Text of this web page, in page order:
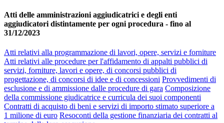
Atti delle amministrazioni aggiudicatrici e degli enti
aggiudicatori distintamente per ogni procedura - fino al
31/12/2023
Atti relativi alla programmazione di lavori, opere, servizi e forniture
Atti relativi alle procedure per l'affidamento di appalti pubblici di
servizi, forniture, lavori e opere, di concorsi pubblici di
progettazione, di concorsi di idee e di concessioni Provvedimenti di
esclusione e di ammissione dalle procedure di gara Composizione
della commissione giudicatrice e curricula dei suoi componenti
Contratti di acquisto di beni e servizi di importo stimato superiore a
1 milione di euro Resoconti della gestione finanziaria dei contratti al